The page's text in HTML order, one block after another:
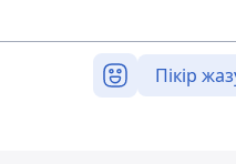
Пікір